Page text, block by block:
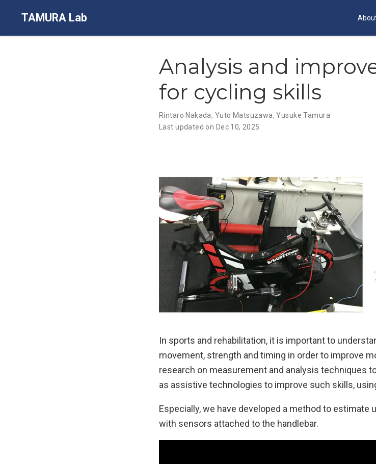
TAMURA Lab
Analysis and
for cycling skills
Rintaro Nakada, Yuto Matsuzawa,Yusuke Tamura
Last updated on Dec 10, 2025
In sports and rehabilitation, it is important to
movement, strength and timing in order to improve
research on measurement and analysis techniques
as assistive technologies to improve such skills,
Especially, we have developed a method to
with sensors attached to the handlebar.